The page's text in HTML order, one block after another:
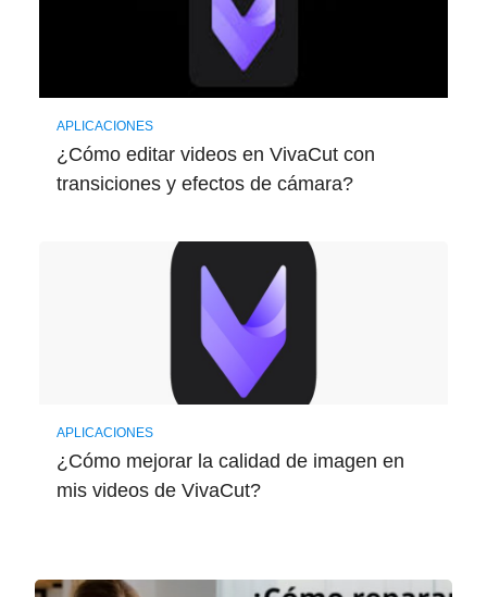
APLICACIONES
¿Cómo editar videos en VivaCut con
transiciones y efectos de cámara?
APLICACIONES
¿Cómo mejorar la calidad de imagen en
mis videos de VivaCut?